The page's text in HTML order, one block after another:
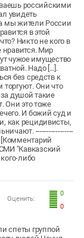
российскими
увидеть
мы жители России
в этой
Никто не кого в
нравится. Мир
чужое имущество
Надо [...].
без средств к
Они что
душой такие
Они это тоже
И божий суд и
как рецидивисты,
-----------------
[Комментарий
"Кавказский
либо
0
0
Оценить:
спеты группой